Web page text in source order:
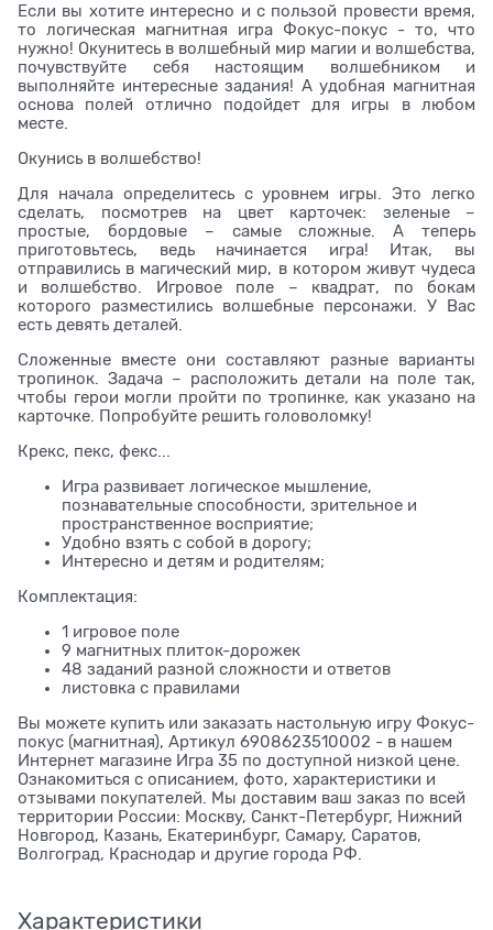
Если вы хотите интересно и с пользой провести время,
то логическая магнитная игра Фокус-покус - то, что
нужно! Окунитесь в волшебный мир магии и волшебства,
почувствуйте себя настоящим волшебником и
выполняйте интересные задания! А удобная магнитная
основа полей отлично подойдет для игры в любом
месте.
Окунись в волшебство!
Для начала определитесь с уровнем игры. Это легко
сделать, посмотрев на цвет карточек: зеленые –
простые, бордовые – самые сложные. А теперь
приготовьтесь, ведь начинается игра! Итак, вы
отправились в магический мир, в котором живут чудеса
и волшебство. Игровое поле – квадрат, по бокам
которого разместились волшебные персонажи. У Вас
есть девять деталей.
Сложенные вместе они составляют разные варианты
тропинок. Задача – расположить детали на поле так,
чтобы герои могли пройти по тропинке, как указано на
карточке. Попробуйте решить головоломку!
Крекс, пекс, фекс...
Игра развивает логическое мышление,
познавательные способности, зрительное и
пространственное восприятие;
Удобно взять с собой в дорогу;
Интересно и детям и родителям;
Комплектация:
1 игровое поле
9 магнитных плиток-дорожек
48 заданий разной сложности и ответов
листовка с правилами
Вы можете купить или заказать настольную игру Фокус-
покус (магнитная), Артикул 6908623510002 - в нашем
Интернет магазине Игра 35 по доступной низкой цене.
Ознакомиться с описанием, фото, характеристики и
отзывами покупателей. Мы доставим ваш заказ по всей
территории России: Москву, Санкт-Петербург, Нижний
Новгород, Казань, Екатеринбург, Самару, Саратов,
Волгоград, Краснодар и другие города РФ.
Характеристики